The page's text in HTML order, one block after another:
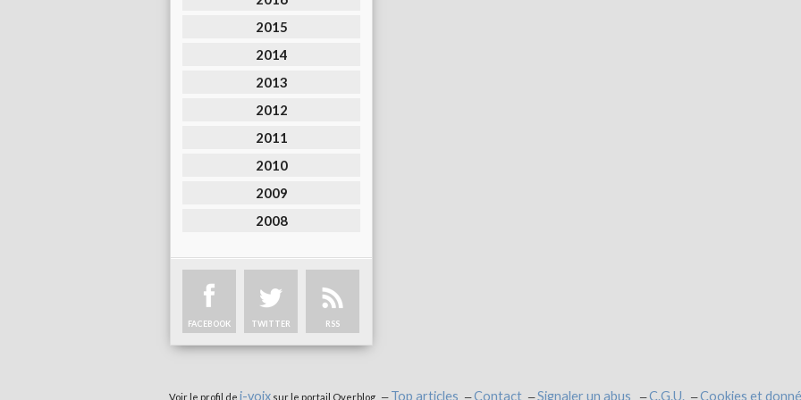
2015
2014
2013
2012
2011
2010
2009
2008
FACEBOOK TWITTER RSS
Voir le profil de i-voixsur le portail Overblog Top articles Contact Signaler un abus C.G.U. Cookies et